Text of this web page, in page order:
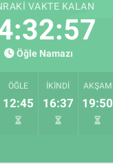
VAKTE KALAN
Öğle Namazı
ÖĞLE
12:45
İKINDI
16:37
AKŞAM
19:50